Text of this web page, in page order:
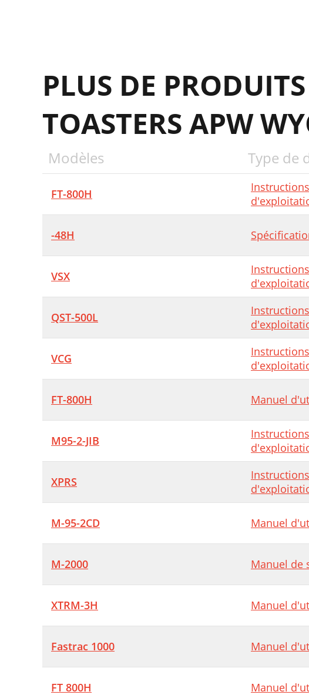
PLUS DE
TOASTERS APW
Modèles Type de
FT-800H
Instructions
-48H
VSX
Instructions
QST-500L
Instructions
VCG
Instructions
FT-800H Manuel
M95-2-JIB
Instructions
XPRS
Instructions
M-95-2CD Manuel
M-2000 Manuel de
XTRM-3H Manuel
Fastrac 1000 Manuel
FT 800H Manuel